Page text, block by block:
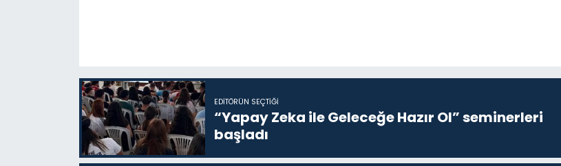
EDITÖRÜN SEÇTIĞI
“Yapay Zeka ile Geleceğe Hazır Ol” seminerleri
başladı